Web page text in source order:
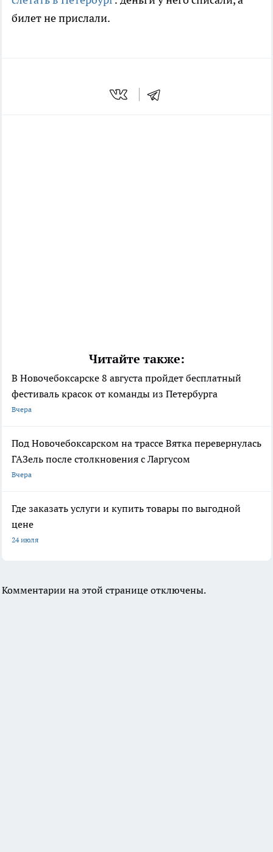
билет не прислали.
Читайте также:
В Новочебоксарске 8 августа пройдет бесплатный
фестиваль красок от команды из Петербурга
Вчера
Под Новочебоксарском на трассе Вятка перевернулась
ГАЗель после столкновения с Ларгусом
Вчера
Где заказать услуги и купить товары по выгодной
цене
24 июля
Комментарии на этой странице отключены.